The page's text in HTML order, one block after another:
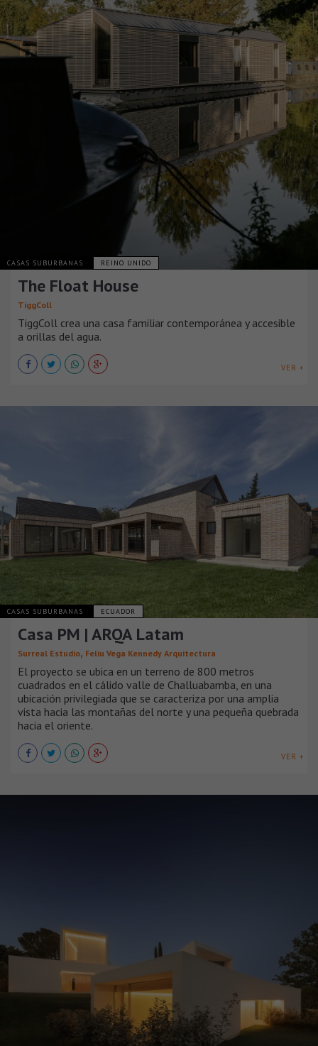
CASAS SUBURBANAS REINO UNIDO
The Float House
TiggColl
TiggColl crea una casa familiar contemporánea y accesible
a orillas del agua.
VER +
CASAS SUBURBANAS ECUADOR
Casa PM | ARQA Latam
Surreal Estudio, Feliu Vega Kennedy Arquitectura
El proyecto se ubica en un terreno de 800 metros
cuadrados en el cálido valle de Challuabamba, en una
ubicación privilegiada que se caracteriza por una amplia
vista hacia las montañas del norte y una pequeña quebrada
hacia el oriente.
VER +